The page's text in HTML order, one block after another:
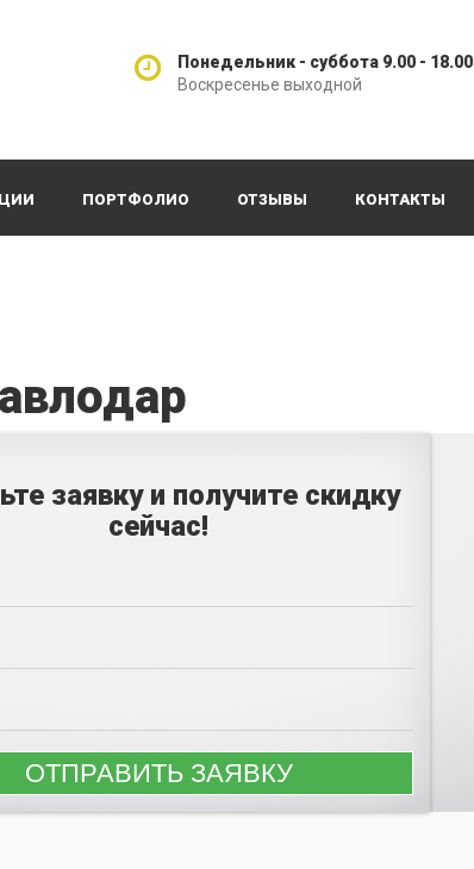
Понедельник - суббота 9.00 - 18.00
Воскресенье выходной
ПОРТФОЛИО ОТЗЫВЫ КОНТАКТЫ
заявку и получите скидку
сейчас!